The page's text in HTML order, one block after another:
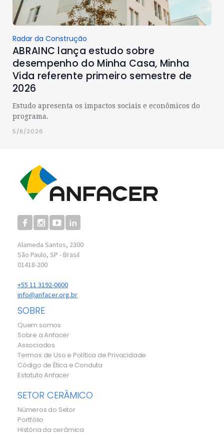
Radar da Construção
ABRAINC lança estudo sobre
desempenho do Minha Casa, Minha
Vida referente primeiro semestre de
2026
Estudo apresenta os impactos sociais e econômicos do
programa.
5/8/2026
Alameda Santos, 2300
São Paulo, SP - Brasil
01418-200
+55 11 3192-0600
info@anfacer.org.br
SOBRE
Quem somos
Sobre a Anfacer
Associados
Termos de Uso e Política de Privacidade
Código de Ética e Conduta
Estatuto Anfacer
SETOR CERÂMICO
Números do Setor
Portfólio
História da cerâmica